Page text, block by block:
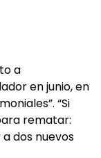
a
en junio, en
“Si
rematar:
dos nuevos